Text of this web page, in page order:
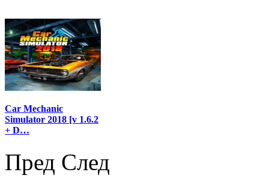
Car Mechanic
Simulator 2018 [v 1.6.2
+ D…
Пред След